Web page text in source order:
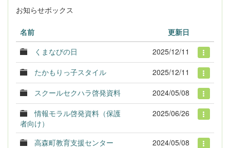
お知らせボックス
名前
更新日
くまなびの日
2025/12/11
たかもりっ子スタイル
2025/12/11
スクールセクハラ啓発資料
2024/05/08
情報モラル啓発資料（保護
者向け）
2025/06/26
高森町教育支援センター
2024/05/08